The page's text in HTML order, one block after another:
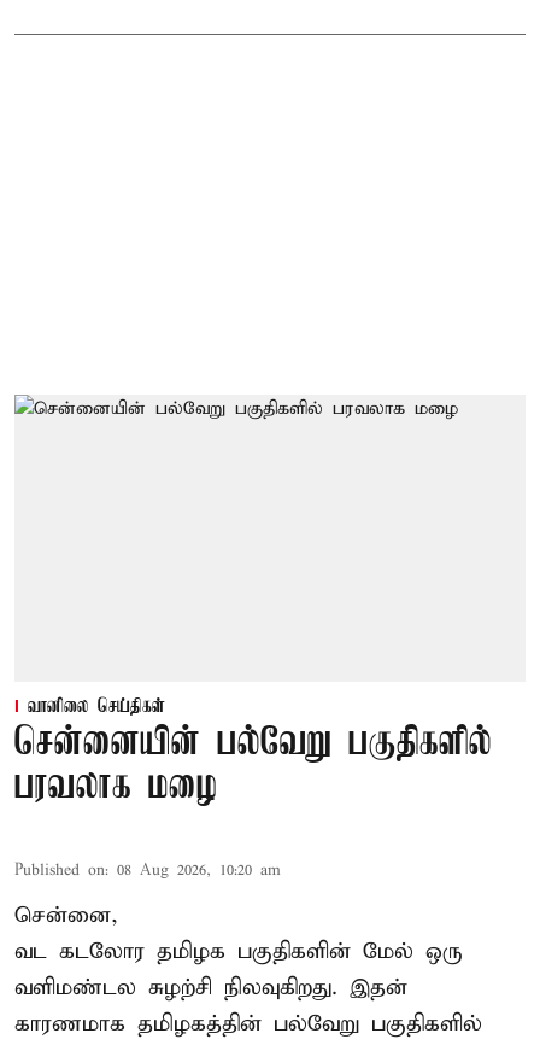
வானிலை செய்திகள்
சென்னையின் பல்வேறு பகுதிகளில்
பரவலாக மழை
Published on: 08 Aug 2026, 10:20 am
சென்னை,
வட கடலோர தமிழக பகுதிகளின் மேல் ஒரு
வளிமண்டல சுழற்சி நிலவுகிறது. இதன்
காரணமாக தமிழகத்தின் பல்வேறு பகுதிகளில்